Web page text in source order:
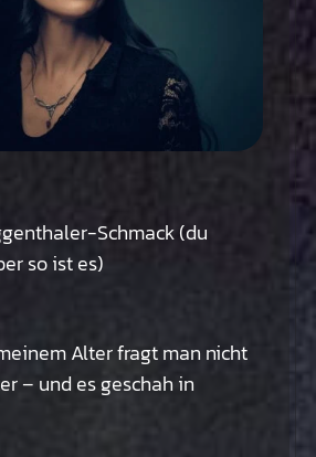
Schmack (du
so ist es)
Alter fragt man nicht
– und es geschah in